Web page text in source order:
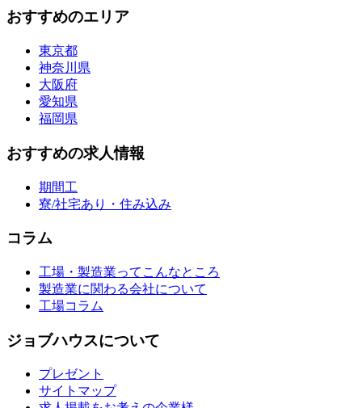
おすすめのエリア
東京都
神奈川県
大阪府
愛知県
福岡県
おすすめの求人情報
期間工
寮/社宅あり・住み込み
コラム
工場・製造業ってこんなところ
製造業に関わる会社について
工場コラム
ジョブハウスについて
プレゼント
サイトマップ